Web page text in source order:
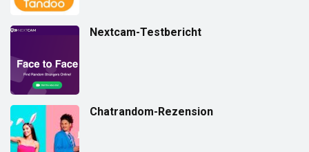
Nextcam-Testbericht
Chatrandom-Rezension